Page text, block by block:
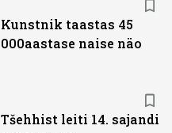
Kunstnik taastas 45
000aastase naise näo
Tšehhist leiti 14. sajandi